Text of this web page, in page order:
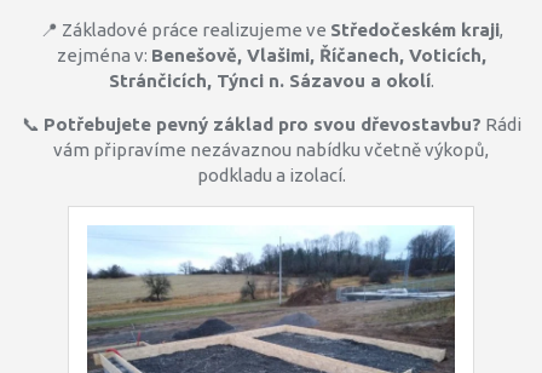
📍 Základové práce realizujeme ve Středočeském kraji,
zejména v: Benešově, Vlašimi, Říčanech, Voticích,
Stránčicích, Týnci n. Sázavou a okolí.
📞 Potřebujete pevný základ pro svou dřevostavbu? Rádi
vám připravíme nezávaznou nabídku včetně výkopů,
podkladu a izolací.